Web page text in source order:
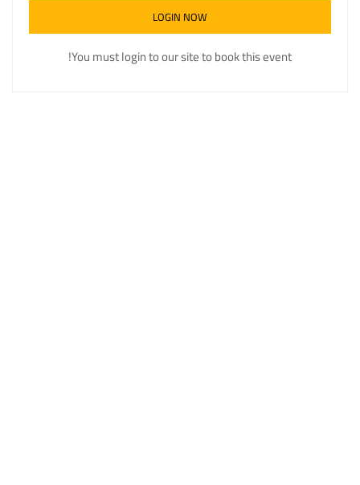
LOGIN NOW
You must login to our site to book this event!